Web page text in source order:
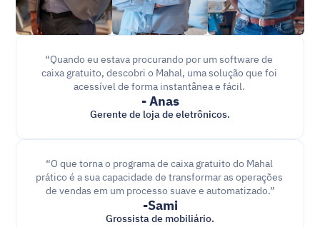
“Quando eu estava procurando por um software de
caixa gratuito, descobri o Mahal, uma solução que foi
acessível de forma instantânea e fácil.
- Anas
Gerente de loja de eletrônicos.
“O que torna o programa de caixa gratuito do Mahal
prático é a sua capacidade de transformar as operações
de vendas em um processo suave e automatizado.”
-Sami
Grossista de mobiliário.